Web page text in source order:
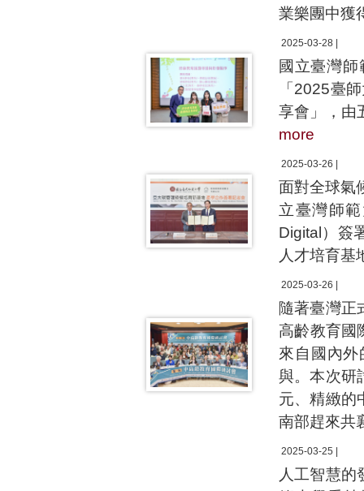
業樂團中獲
2025-03-28 |
國立臺灣
「2025臺
享會」，由
more
2025-03-26 |
面對全球氣
立臺灣師
Digital）簽
人才培育基
2025-03-26 |
隨著臺灣正
高齡教育國
來自國內
與。本次研
元、精緻的
南部趕來共
2025-03-25 |
人工智慧